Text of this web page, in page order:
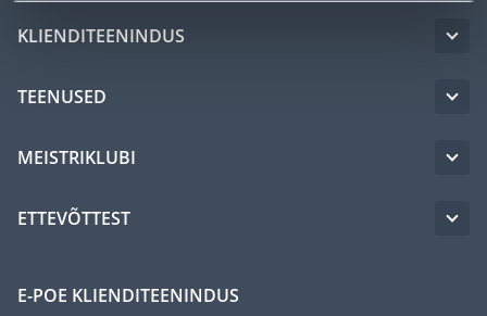
KLIENDITEENINDUS
TEENUSED
MEISTRIKLUBI
ETTEVÕTTEST
E-POE KLIENDITEENINDUS